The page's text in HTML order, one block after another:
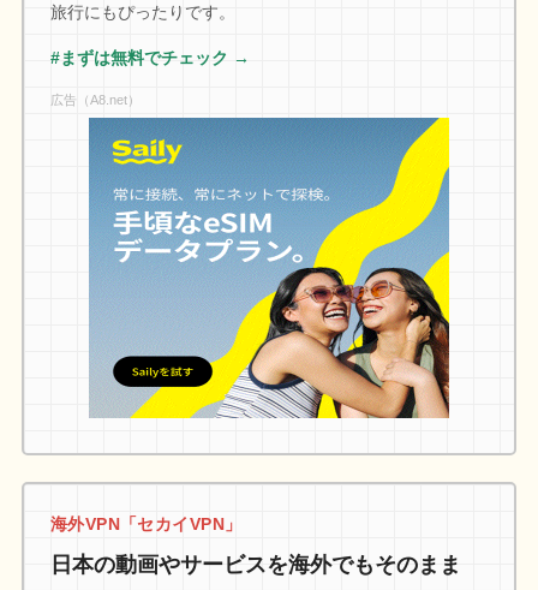
旅行にもぴったりです。
#まずは無料でチェック →
広告（A8.net）
海外VPN「セカイVPN」
日本の動画やサービスを海外でもそのまま